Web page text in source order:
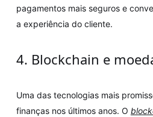
pagamentos mais seguros e
a experiência do cliente.
4. Blockchain e
Uma das tecnologias mais
finanças nos últimos anos. O